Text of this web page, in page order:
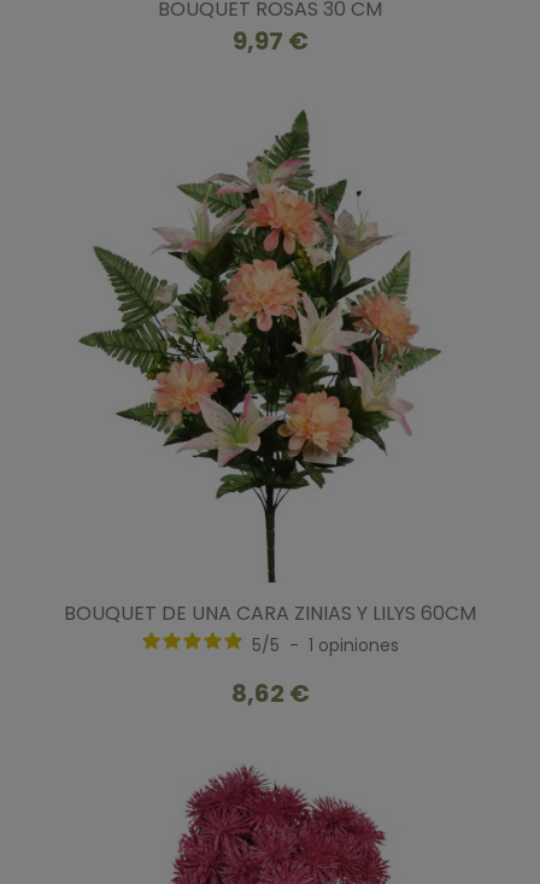
BOUQUET ROSAS 30 CM
9,97 €
BOUQUET DE UNA CARA ZINIAS Y LILYS 60CM
5/5 - 1 opiniones
8,62 €